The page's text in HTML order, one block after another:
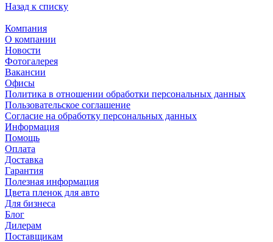
Назад к списку
Компания
О компании
Новости
Фотогалерея
Вакансии
Офисы
Политика в отношении обработки персональных данных
Пользовательское соглашение
Согласие на обработку персональных данных
Информация
Помощь
Оплата
Доставка
Гарантия
Полезная информация
Цвета пленок для авто
Для бизнеса
Блог
Дилерам
Поставщикам